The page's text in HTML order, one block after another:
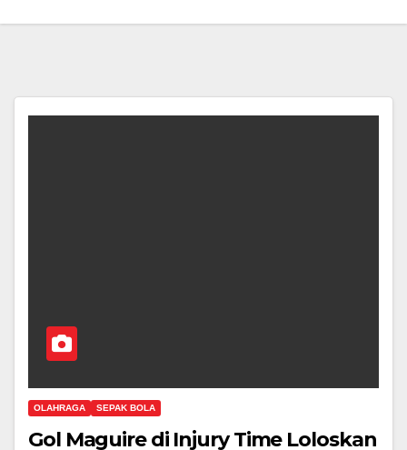
OLAHRAGA SEPAK BOLA
Gol Maguire di Injury Time Loloskan